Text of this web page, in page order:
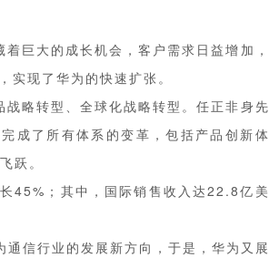
巨大的成长机会，客户需求日益增加，
实现了华为的快速扩张。
略转型、全球化战略转型。任正非身先
成了所有体系的变革，包括产品创新体
跃。
45%；其中，国际销售收入达22.8亿美
信行业的发展新方向，于是，华为又展